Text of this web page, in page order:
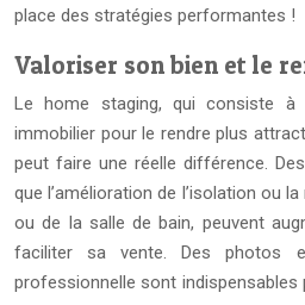
place des stratégies performantes !
Valoriser son bien et le
Le home staging, qui consiste
immobilier pour le rendre plus
peut faire une réelle différence.
que l’amélioration de l’isolation ou
ou de la salle de bain, peuvent
faciliter sa vente. Des photos
professionnelle sont